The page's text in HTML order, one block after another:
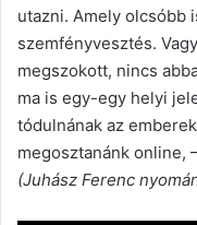
utazni. Amely olcsóbb
szemfényvesztés.
megszokott, nincs
ma is egy-egy helyi
tódulnának az
megosztanánk online,
(Juhász Ferenc